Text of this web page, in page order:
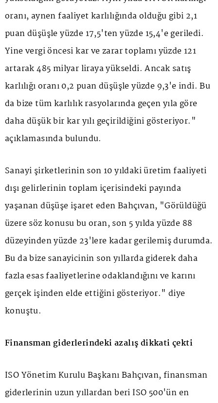
oranı, aynen faaliyet karlılığında olduğu gibi 2,1
puan düşüşle yüzde 17,5'ten yüzde 15,4'e geriledi.
Yine vergi öncesi kar ve zarar toplamı yüzde 121
artarak 485 milyar liraya yükseldi. Ancak satış
karlılığı oranı 0,2 puan düşüşle yüzde 9,3'e indi. Bu
da bize tüm karlılık rasyolarında geçen yıla göre
daha düşük bir kar yılı geçirildiğini gösteriyor."
açıklamasında bulundu.
Sanayi şirketlerinin son 10 yıldaki üretim faaliyeti
dışı gelirlerinin toplam içerisindeki payında
yaşanan düşüşe işaret eden Bahçıvan, "Görüldüğü
üzere söz konusu bu oran, son 5 yılda yüzde 88
düzeyinden yüzde 23'lere kadar gerilemiş durumda.
Bu da bize sanayicinin son yıllarda giderek daha
fazla esas faaliyetlerine odaklandığını ve karını
gerçek işinden elde ettiğini gösteriyor." diye
konuştu.
Finansman giderlerindeki azalış dikkati çekti
İSO Yönetim Kurulu Başkanı Bahçıvan, finansman
giderlerinin uzun yıllardan beri İSO 500'ün en